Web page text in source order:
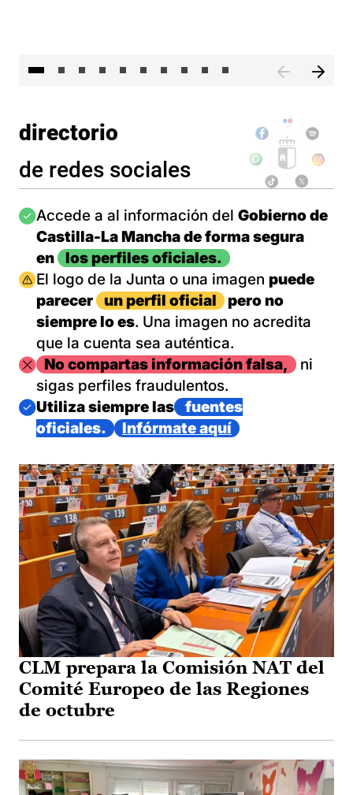
directorio
de redes sociales
Imagen
Accede a al información del Gobierno de
Castilla-La Mancha de forma segura
en
los perfiles oficiales.
Imagen
El logo de la Junta o una imagen puede
parecer
un perfil oficial
pero no
siempre lo es. Una imagen no acredita
que la cuenta sea auténtica.
ImagenNo compartas información falsa,
ni
sigas perfiles fraudulentos.
Imagen
Utiliza siempre las
fuentes
oficiales.
Infórmate aquí
CLM prepara la Comisión NAT del
Comité Europeo de las Regiones
de octubre